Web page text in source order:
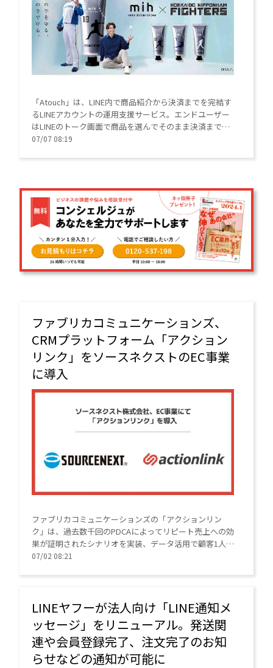
「Atouch」は、LINE内で商品紹介から決済までを完結す
るLINEアカウントの運用支援サービス。エンドユーザー
はLINEのトーク画面で商品を選んでそのまま決済まで完
了できるため、顧客企業の売上機会の逸失を防止する。
07/07 08:19
ファブリカコミュニケーションズ、
CRMプラットフォーム「アクション
リンク」をソースネクストのEC事業
に導入
ファブリカコミュニケーションズの「アクションリン
ク」は、過去数千回のPDCAによってリピート売上への効
果が証明されたシナリオを実装、データ活用で顧客1人ひ
とりに最適なメッセージ配信を自動化するCRMプラット
07/02 08:21
LINEヤフーが法人向け「LINE通知メ
ッセージ」をリニューアル。発送関
連や会員登録完了、注文完了のお知
らせなどの通知が可能に